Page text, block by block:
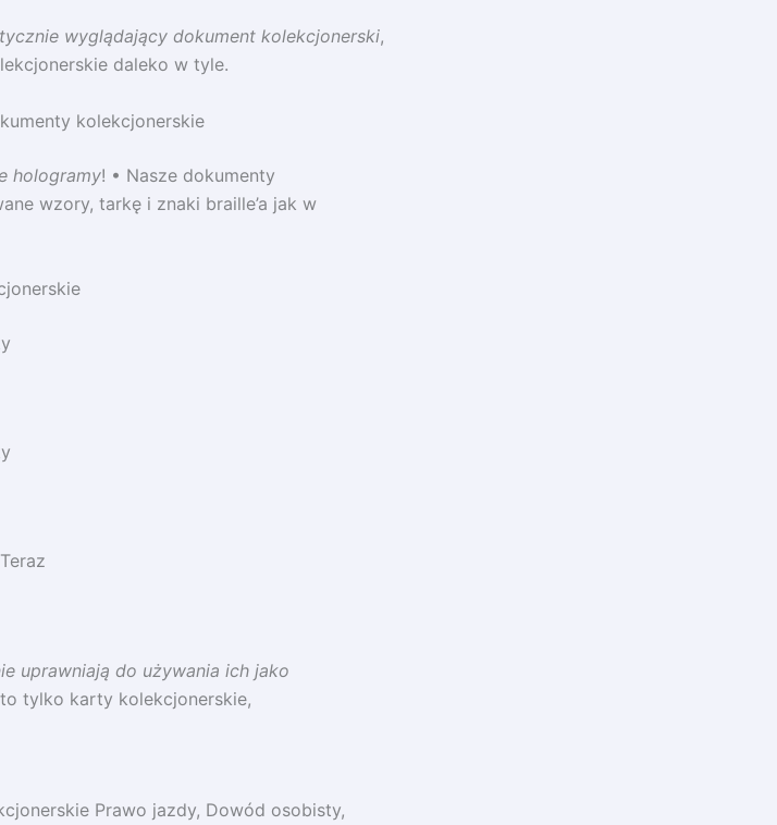
wyglądający dokument kolekcjonerski,
daleko w tyle.
kolekcjonerskie
hologramy! • Nasze dokumenty
wzory, tarkę i znaki braille’a jak w
uprawniają do używania ich jako
tylko karty kolekcjonerskie,
Prawo jazdy, Dowód osobisty,